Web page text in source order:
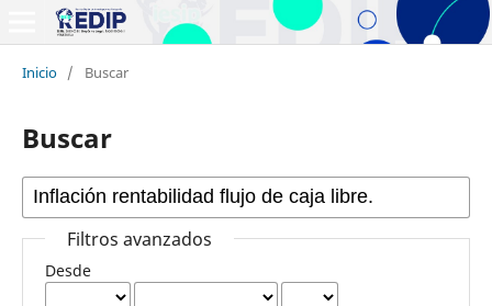
Inicio / Buscar
Buscar
Filtros avanzados
Desde